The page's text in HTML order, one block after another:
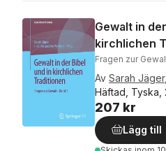
Gewalt in
kirchlichen
Fragen zur
Av Sarah Jäger,
Häftad, Tyska,
207 kr
Lägg till